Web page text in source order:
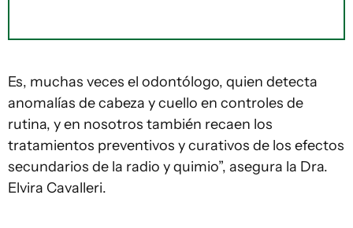
Es, muchas veces el odontólogo, quien detecta
anomalías de cabeza y cuello en controles de
rutina, y en nosotros también recaen los
tratamientos preventivos y curativos de los efectos
secundarios de la radio y quimio”, asegura la Dra.
Elvira Cavalleri.